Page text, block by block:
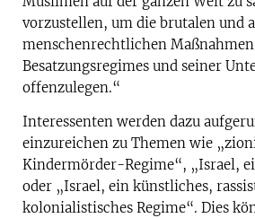
vorzustellen, um die brutalen und
menschenrechtlichen
Besatzungsregimes und seiner
offenzulegen.“
Interessenten werden dazu
einzureichen zu Themen wie
Kindermörder-Regime“, „Israel,
oder „Israel, ein künstliches,
kolonialistisches Regime“. Dies